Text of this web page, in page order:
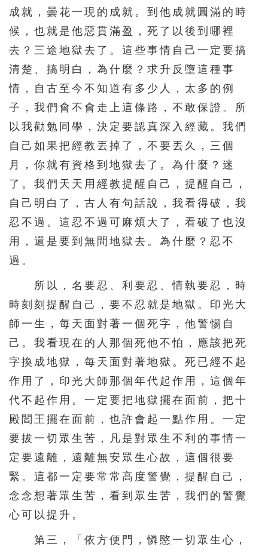
成就，曇花一現的成就。到他成就圓滿的時
候，也就是他惡貫滿盈，死了以後到哪裡
去？三途地獄去了。這些事情自己一定要搞
清楚、搞明白，為什麼？求升反墮這種事
情，自古至今不知道有多少人，太多的例
子，我們會不會走上這條路，不敢保證。所
以我勸勉同學，決定要認真深入經藏。我們
自己如果把經教丟掉了，不要丟久，三個
月，你就有資格到地獄去了。為什麼？迷
了。我們天天用經教提醒自己，提醒自己，
自己明白了，古人有句話說，我看得破，我
忍不過。這忍不過可麻煩大了，看破了也沒
用，還是要到無間地獄去。為什麼？忍不
過。
所以，名要忍、利要忍、情執要忍，時
時刻刻提醒自己，要不忍就是地獄。印光大
師一生，每天面對著一個死字，他警惕自
己。我看現在的人那個死他不怕，應該把死
字換成地獄，每天面對著地獄。死已經不起
作用了，印光大師那個年代起作用，這個年
代不起作用。一定要把地獄擺在面前，把十
殿閻王擺在面前，也許會起一點作用。一定
要拔一切眾生苦，凡是對眾生不利的事情一
定要遠離，遠離無安眾生心故，這個很要
緊。這都一定要常常高度警覺，提醒自己，
念念想著眾生苦，看到眾生苦，我們的警覺
心可以提升。
第三，「依方便門，憐愍一切眾生心，